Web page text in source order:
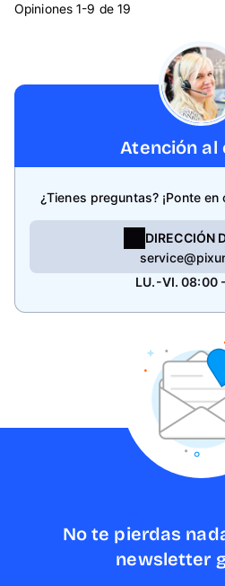
Opiniones 1-9 de 19
Atención al
¿Tienes preguntas? ¡Ponte
DIRECCIÓN
LU.-VI. 08:00
No te pierdas
newsletter